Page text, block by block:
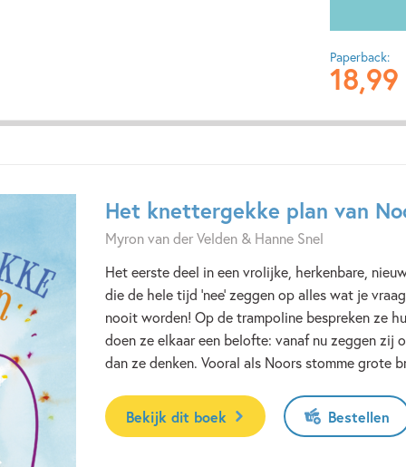
Paperback:
18,99
Het knettergekke plan van
Myron van der Velden & Hanne Snel
Het eerste deel in een vrolijke, herkenbare,
die de hele tijd ‘nee’ zeggen op alles wat je
nooit worden! Op de trampoline bespreken ze
doen ze elkaar een belofte: vanaf nu zeggen zij
dan ze denken. Vooral als Noors stomme grote
Bekijk dit boek Bestellen